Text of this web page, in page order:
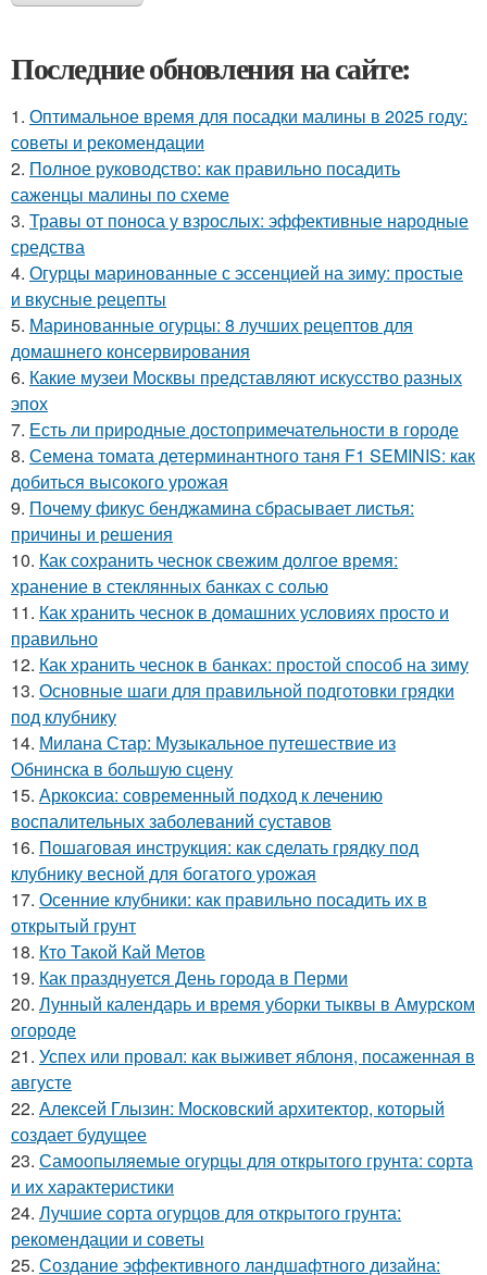
Последние обновления на сайте:
1. Оптимальное время для посадки малины в 2025 году:
советы и рекомендации
2. Полное руководство: как правильно посадить
саженцы малины по схеме
3. Травы от поноса у взрослых: эффективные народные
средства
4. Огурцы маринованные с эссенцией на зиму: простые
и вкусные рецепты
5. Маринованные огурцы: 8 лучших рецептов для
домашнего консервирования
6. Какие музеи Москвы представляют искусство разных
эпох
7. Есть ли природные достопримечательности в городе
8. Семена томата детерминантного таня F1 SEMINIS: как
добиться высокого урожая
9. Почему фикус бенджамина сбрасывает листья:
причины и решения
10. Как сохранить чеснок свежим долгое время:
хранение в стеклянных банках с солью
11. Как хранить чеснок в домашних условиях просто и
правильно
12. Как хранить чеснок в банках: простой способ на зиму
13. Основные шаги для правильной подготовки грядки
под клубнику
14. Милана Стар: Музыкальное путешествие из
Обнинска в большую сцену
15. Аркоксиа: современный подход к лечению
воспалительных заболеваний суставов
16. Пошаговая инструкция: как сделать грядку под
клубнику весной для богатого урожая
17. Осенние клубники: как правильно посадить их в
открытый грунт
18. Кто Такой Кай Метов
19. Как празднуется День города в Перми
20. Лунный календарь и время уборки тыквы в Амурском
огороде
21. Успех или провал: как выживет яблоня, посаженная в
августе
22. Алексей Глызин: Московский архитектор, который
создает будущее
23. Самоопыляемые огурцы для открытого грунта: сорта
и их характеристики
24. Лучшие сорта огурцов для открытого грунта:
рекомендации и советы
25. Создание эффективного ландшафтного дизайна: